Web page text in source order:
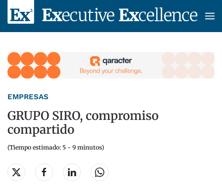
Skip to main content
EMPRESAS
GRUPO SIRO, compromiso
compartido
(Tiempo estimado: 5 - 9 minutos)